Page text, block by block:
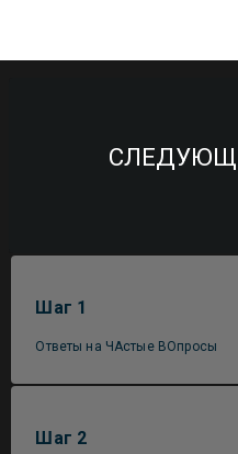
Шаг 1
Ответы на ЧАстые ВОпросы
Шаг 2